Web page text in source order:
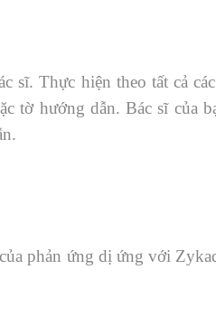
sĩ. Thực hiện theo tất cả
tờ hướng dẫn. Bác sĩ của
phản ứng dị ứng với